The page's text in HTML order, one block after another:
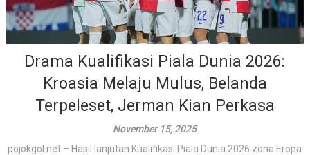
Drama Kualifikasi Piala Dunia 2026:
Kroasia Melaju Mulus, Belanda
Terpeleset, Jerman Kian Perkasa
November 15, 2025
pojokgol.net – Hasil lanjutan Kualifikasi Piala Dunia 2026 zona Eropa